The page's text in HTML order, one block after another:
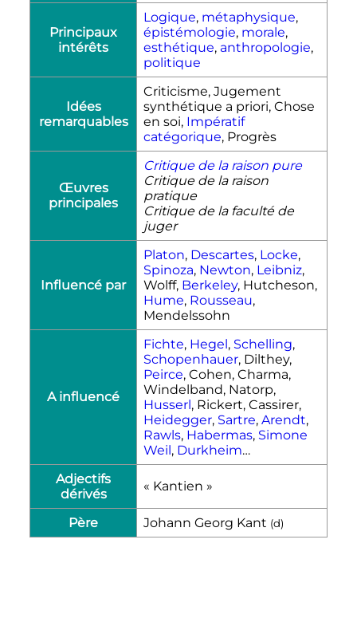
Principaux
intérêts
Logique, métaphysique,
épistémologie, morale,
esthétique, anthropologie,
politique
Idées
remarquables
Criticisme, Jugement
synthétique a priori, Chose
en soi, Impératif
catégorique, Progrès
Œuvres
principales
Critique de la raison pure
Critique de la raison
pratique
Critique de la faculté de
juger
Influencé par
Platon, Descartes, Locke,
Spinoza, Newton, Leibniz,
Wolff, Berkeley, Hutcheson,
Hume, Rousseau,
Mendelssohn
A influencé
Fichte, Hegel, Schelling,
Schopenhauer, Dilthey,
Peirce, Cohen, Charma,
Windelband, Natorp,
Husserl, Rickert, Cassirer,
Heidegger, Sartre, Arendt,
Rawls, Habermas, Simone
Weil, Durkheim…
Adjectifs
dérivés
« Kantien »
Père Johann Georg Kant (d)